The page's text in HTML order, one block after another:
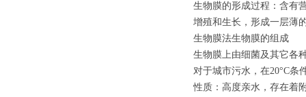
生物膜的形成过程：含有
增殖和生长，形成一层薄
生物膜法生物膜的组成
生物膜上由细菌及其它各
对于城市污水，在20°C条
性质：高度亲水，存在着